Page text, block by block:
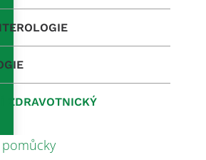
ZDRAVOTNICKÝ